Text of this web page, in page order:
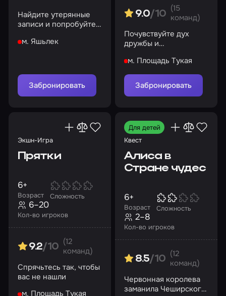
Найдите утерянные
записи и попробуйте
устройство
м. Яшьлек
Забронировать
9.0/10
(15
команд)
Почувствуйте дух
дружбы и
начнется игра!
м. Площадь Тукая
Забронировать
Экшн-Игра
Прятки
Возраст
6+
Сложность
Кол-во игроков
6–20
9.2/10
(12
команд)
Спрячьтесь так, чтобы
вас не нашли
м. Площадь Тукая
Для детей
Квест
Алиса в
Стране чудес
Возраст
6+
Сложность
Кол-во игроков
2–8
8.5/10
(12
команд)
Червонная королева
заманила Чеширского